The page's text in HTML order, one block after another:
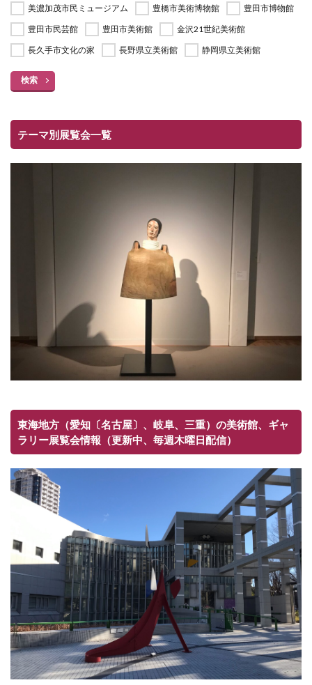
美濃加茂市民ミュージアム
豊橋市美術博物館
豊田市博物館
豊田市民芸館
豊田市美術館
金沢21世紀美術館
長久手市文化の家
長野県立美術館 静岡県立美術館
検索
テーマ別展覧会一覧
東海地方（愛知〔名古屋〕、岐阜、三重）の美術館、ギャ
ラリー展覧会情報（更新中、毎週木曜日配信）